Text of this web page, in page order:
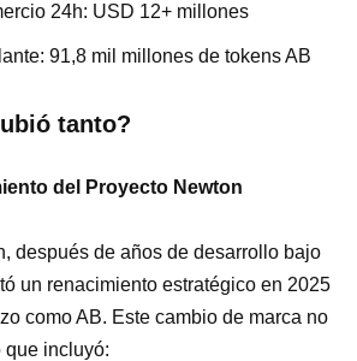
24h: USD 12+ millones
91,8 mil millones de tokens AB
tanto?
del Proyecto Newton
después de años de desarrollo bajo
un renacimiento estratégico en 2025
como AB. Este cambio de marca no
que incluyó: